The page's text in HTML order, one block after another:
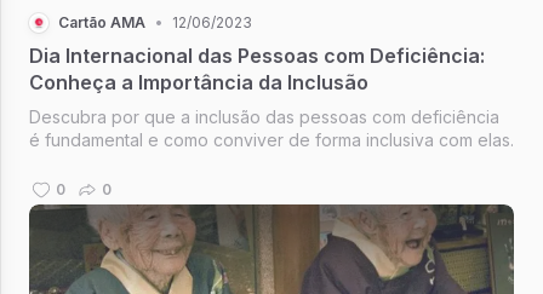
Cartão AMA • 12/06/2023
Dia Internacional das Pessoas com Deficiência:
Conheça a Importância da Inclusão
Descubra por que a inclusão das pessoas com deficiência
é fundamental e como conviver de forma inclusiva com elas.
0 0